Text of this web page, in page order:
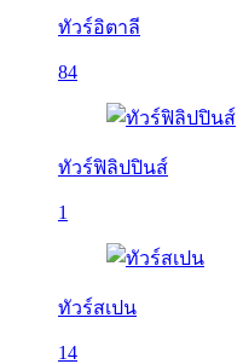
ทัวร์อิตาลี
84
ทัวร์ฟิลิปปินส์
1
ทัวร์สเปน
14